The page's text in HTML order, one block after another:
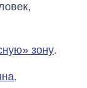
зону.
.